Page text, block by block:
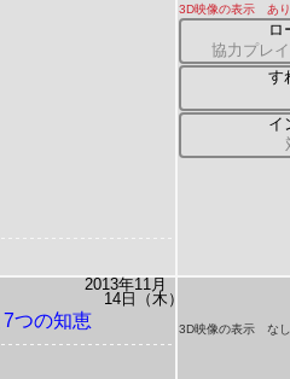
3D映像の表示 あり
ロ
協力プレ
す
イ
2013年11月
14日（木）
つの知恵 3D映像の表示 なし